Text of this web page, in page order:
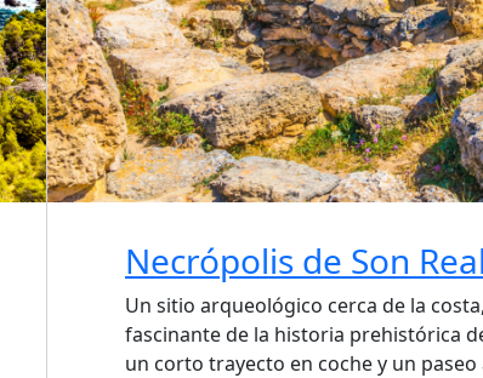
Necrópolis de Son Real
Un sitio arqueológico cerca de la
fascinante de la historia prehistórica
un corto trayecto en coche y un paseo